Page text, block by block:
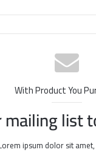
With Product You
list
ipsum dolor sit